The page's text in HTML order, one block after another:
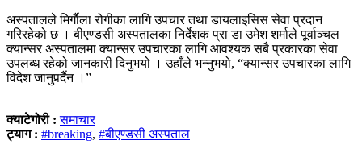
अस्पतालले मिर्गाैला रोगीका लागि उपचार तथा डायलाइसिस सेवा प्रदान
गरिरहेको छ । बीएण्डसी अस्पतालका निर्देशक प्रा डा उमेश शर्माले पूर्वाञ्चल
क्यान्सर अस्पतालमा क्यान्सर उपचारका लागि आवश्यक सबै प्रकारका सेवा
उपलब्ध रहेको जानकारी दिनुभयो । उहाँले भन्नुभयो, “क्यान्सर उपचारका लागि
विदेश जानुपर्र्दैन ।”
क्याटेगोरी :समाचार
ट्याग : #breaking, #बीएण्डसी अस्पताल